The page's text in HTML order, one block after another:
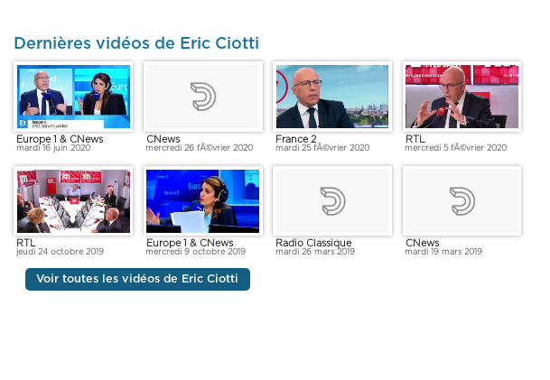
Dernières vidéos de Eric Ciotti
Europe 1 & CNews
mardi 16 juin 2020
CNews
mercredi 26 fÃ©vrier 2020
France 2
mardi 25 fÃ©vrier 2020
RTL
mercredi 5 fÃ©vrier 2020
RTL
jeudi 24 octobre 2019
Europe 1 & CNews
mercredi 9 octobre 2019
Radio Classique
mardi 26 mars 2019
CNews
mardi 19 mars 2019
Voir toutes les vidéos de Eric Ciotti